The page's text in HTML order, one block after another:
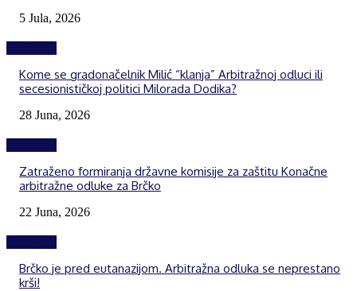
5 Jula, 2026
Kome se gradonačelnik Milić “klanja” Arbitražnoj odluci ili
secesionističkoj politici Milorada Dodika?
28 Juna, 2026
Zatraženo formiranja državne komisije za zaštitu Konačne
arbitražne odluke za Brčko
22 Juna, 2026
Brčko je pred eutanazijom. Arbitražna odluka se neprestano
krši!